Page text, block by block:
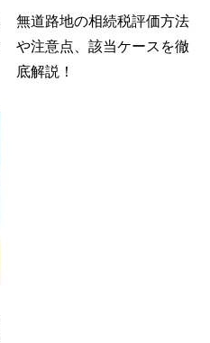
無道路地の相続税評価方法
や注意点、該当ケースを徹
底解説！